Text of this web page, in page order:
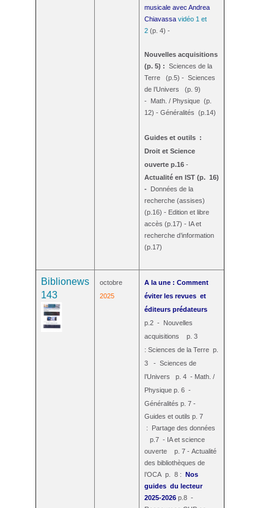
musicale avec Andrea
Chiavassa vidéo 1 et
2 (p. 4) -
Nouvelles acquisitions
(p. 5) : Sciences de la
Terre (p.5) - Sciences
de l’Univers (p. 9)
- Math. / Physique (p.
12) - Généralités (p.14)
Guides et outils :
Droit et Science
ouverte p.16 -
Actualité en IST (p. 16)
- Données de la
recherche (assises)
(p.16) - Edition et libre
accès (p.17) - IA et
recherche d’information
(p.17)
Biblionews
143
octobre
2025
A la une : Comment
éviter les revues et
éditeurs prédateurs
p.2 - Nouvelles
acquisitions p. 3
: Sciences de la Terre p.
3 - Sciences de
l’Univers p. 4 - Math. /
Physique p. 6 -
Généralités p. 7 -
Guides et outils p. 7
: Partage des données
p.7 - IA et science
ouverte p. 7 - Actualité
des bibliothèques de
l’OCA p. 8 : Nos
guides du lecteur
2025-2026 p.8 -